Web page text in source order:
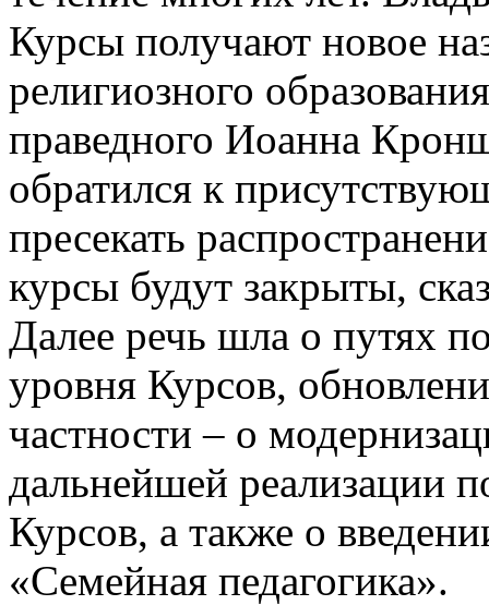
Курсы получают новое
религиозного
праведного Иоанна
обратился к
пресекать
курсы будут закрыты,
Далее речь шла о путях
уровня Курсов,
частности – о
дальнейшей реализации
Курсов, а также о
«Семейная педагогика».